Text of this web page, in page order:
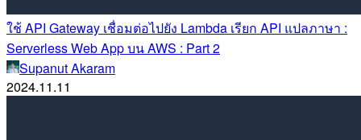
ใช้ API Gateway เชื่อมต่อไปยัง Lambda เรียก API แปลภาษา :
Serverless Web App บน AWS : Part 2
Supanut Akaram
2024.11.11